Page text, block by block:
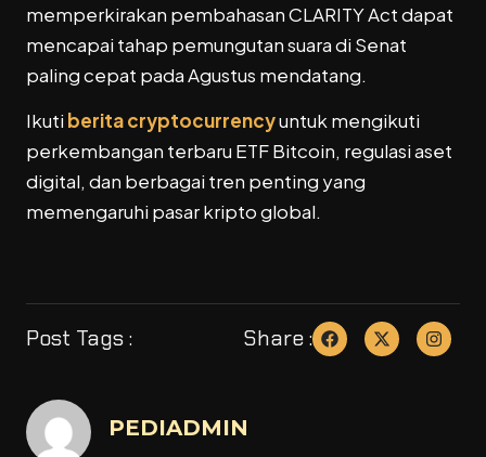
memperkirakan pembahasan CLARITY Act dapat
mencapai tahap pemungutan suara di Senat
paling cepat pada Agustus mendatang.
Ikuti berita cryptocurrencyuntuk mengikuti
perkembangan terbaru ETF Bitcoin, regulasi aset
digital, dan berbagai tren penting yang
memengaruhi pasar kripto global.
Post Tags : Share :
PEDIADMIN